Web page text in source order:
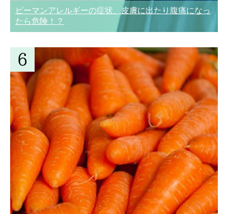
ピーマンアレルギーの症状、皮膚に出たり腹痛になっ
たら危険！？